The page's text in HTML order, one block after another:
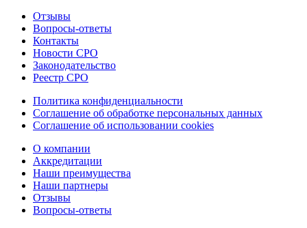
Отзывы
Вопросы-ответы
Контакты
Новости СРО
Законодательство
Реестр СРО
Политика конфиденциальности
Соглашение об обработке персональных данных
Соглашение об использовании cookies
О компании
Аккредитации
Наши преимущества
Наши партнеры
Отзывы
Вопросы-ответы